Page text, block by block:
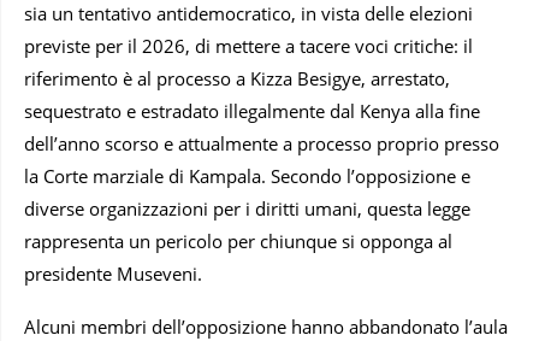
sia un tentativo antidemocratico, in vista delle elezioni
previste per il 2026, di mettere a tacere voci critiche: il
riferimento è al processo a Kizza Besigye, arrestato,
sequestrato e estradato illegalmente dal Kenya alla fine
dell’anno scorso e attualmente a processo proprio presso
la Corte marziale di Kampala. Secondo l’opposizione e
diverse organizzazioni per i diritti umani, questa legge
rappresenta un pericolo per chiunque si opponga al
presidente Museveni.
Alcuni membri dell’opposizione hanno abbandonato l’aula